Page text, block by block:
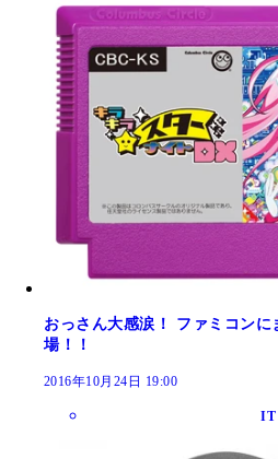
おっさん大感涙！ ファミコン
場！！
2016年10月24日 19:00
IT